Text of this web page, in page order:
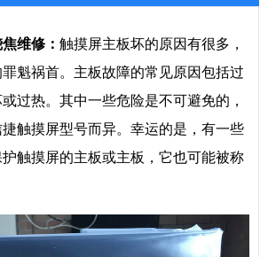
维修： 触摸屏主板坏的原因有很多，
魁祸首。主板故障的常见原因包括过
过热。其中一些危险是不可避免的，
触摸屏型号而异。幸运的是，有一些
触摸屏的主板或主板，它也可能被称